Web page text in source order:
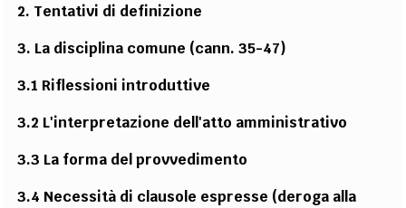
2. Tentativi di definizione
3. La disciplina comune (cann. 35-47)
3.1 Riflessioni introduttive
3.2 L'interpretazione dell'atto amministrativo
3.3 La forma del provvedimento
3.4 Necessità di clausole espresse (deroga alla